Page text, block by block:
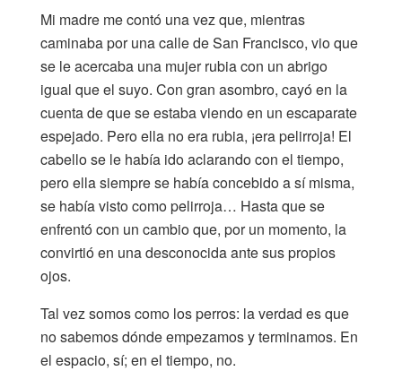
Mi madre me contó una vez que, mientras
caminaba por una calle de San Francisco, vio que
se le acercaba una mujer rubia con un abrigo
igual que el suyo. Con gran asombro, cayó en la
cuenta de que se estaba viendo en un escaparate
espejado. Pero ella no era rubia, ¡era pelirroja! El
cabello se le había ido aclarando con el tiempo,
pero ella siempre se había concebido a sí misma,
se había visto como pelirroja… Hasta que se
enfrentó con un cambio que, por un momento, la
convirtió en una desconocida ante sus propios
ojos.
Tal vez somos como los perros: la verdad es que
no sabemos dónde empezamos y terminamos. En
el espacio, sí; en el tiempo, no.